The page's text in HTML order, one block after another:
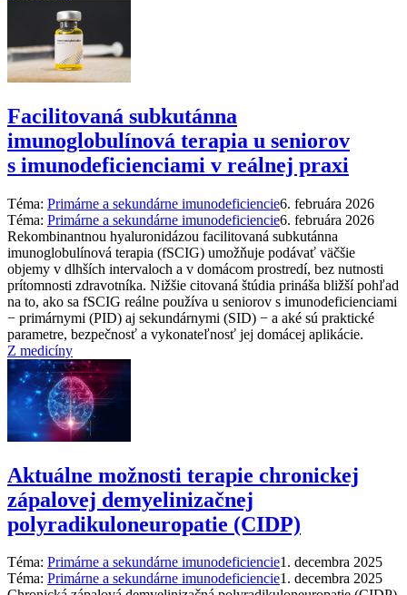
Facilitovaná subkutánna
imunoglobulínová terapia u seniorov
s imunodeficienciami v reálnej praxi
Téma: Primárne a sekundárne imunodeficiencie6. februára 2026
Téma: Primárne a sekundárne imunodeficiencie6. februára 2026
Rekombinantnou hyaluronidázou facilitovaná subkutánna
imunoglobulínová terapia (fSCIG) umožňuje podávať väčšie
objemy v dlhších intervaloch a v domácom prostredí, bez nutnosti
prítomnosti zdravotníka. Nižšie citovaná štúdia prináša bližší pohľad
na to, ako sa fSCIG reálne používa u seniorov s imunodeficienciami
−⁠ primárnymi (PID) aj sekundárnymi (SID) −⁠ a aké sú praktické
parametre, bezpečnosť a vykonateľnosť jej domácej aplikácie.
Z medicíny
Aktuálne možnosti terapie chronickej
zápalovej demyelinizačnej
polyradikuloneuropatie (CIDP)
Téma: Primárne a sekundárne imunodeficiencie1. decembra 2025
Téma: Primárne a sekundárne imunodeficiencie1. decembra 2025